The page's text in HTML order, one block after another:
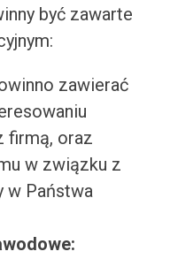
być zawarte
zawierać
firmą, oraz
w związku z
w Państwa